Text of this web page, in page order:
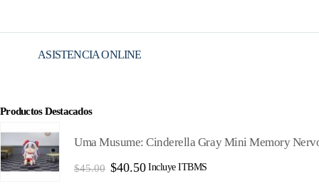
ASISTENCIA ONLINE
Productos Destacados
Uma Musume: Cinderella Gray Mini Memory
$45.00 El
$40.50ElIncluye ITBMS